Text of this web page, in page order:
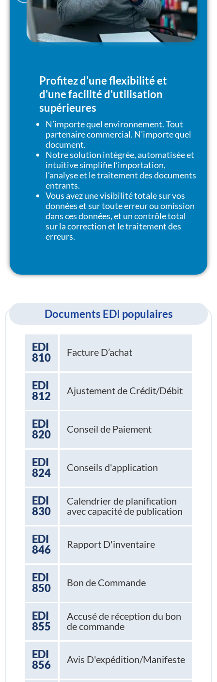
Profitez d'une flexibilité et
d'une facilité d'utilisation
supérieures
N’importe quel environnement. Tout
partenaire commercial. N’importe quel
document.
Notre solution intégrée, automatisée et
intuitive simplifie l’importation,
l’analyse et le traitement des documents
entrants.
Vous avez une visibilité totale sur vos
données et sur toute erreur ou omission
dans ces données, et un contrôle total
sur la correction et le traitement des
erreurs.
Documents EDI populaires
EDI
810
Facture D’achat
EDI
812
Ajustement de Crédit/Débit
EDI
820
Conseil de Paiement
EDI
824
Conseils d'application
EDI
830
Calendrier de planification
avec capacité de publication
EDI
846
Rapport D'inventaire
EDI
850
Bon de Commande
EDI
855
Accusé de réception du bon
de commande
EDI
856
Avis D'expédition/Manifeste